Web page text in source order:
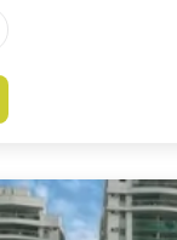
banheiro social,
empregada e 01
Excelente
comerciais!